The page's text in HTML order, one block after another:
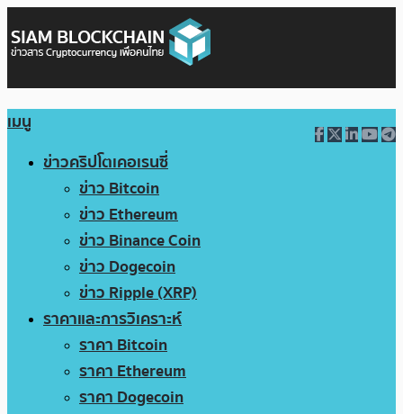
เมนู
ข่าวคริปโตเคอเรนซี่
ข่าว Bitcoin
ข่าว Ethereum
ข่าว Binance Coin
ข่าว Dogecoin
ข่าว Ripple (XRP)
ราคาและการวิเคราะห์
ราคา Bitcoin
ราคา Ethereum
ราคา Dogecoin